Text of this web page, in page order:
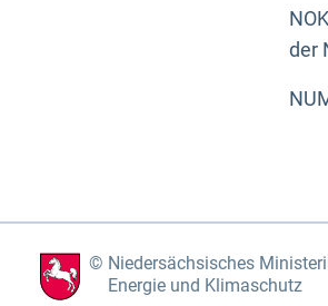
der
Niedersächsisches
Energie und Klimaschutz